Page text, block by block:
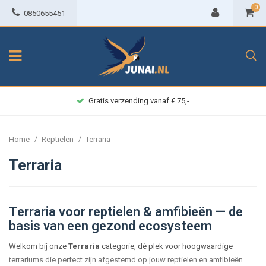
0850655451
0
Gratis verzending vanaf € 75,-
Home / Reptielen / Terraria
Terraria
Terraria voor reptielen & amfibieën — de
basis van een gezond ecosysteem
Welkom bij onze Terraria categorie, dé plek voor hoogwaardige
terrariums die perfect zijn afgestemd op jouw reptielen en amfibieën.